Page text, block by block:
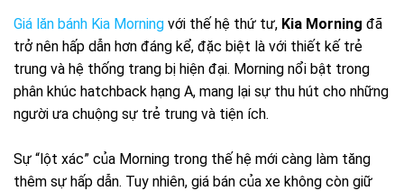
Giá lăn bánh Kia Morning với thế hệ thứ tư, Kia Morning đã
trở nên hấp dẫn hơn đáng kể, đặc biệt là với thiết kế trẻ
trung và hệ thống trang bị hiện đại. Morning nổi bật trong
phân khúc hatchback hạng A, mang lại sự thu hút cho những
người ưa chuộng sự trẻ trung và tiện ích.
Sự “lột xác” của Morning trong thế hệ mới càng làm tăng
thêm sự hấp dẫn. Tuy nhiên, giá bán của xe không còn giữ